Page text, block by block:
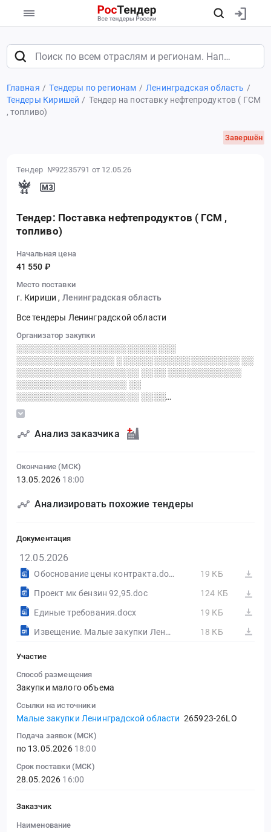
Главная Тендеры по регионам
Ленинградская область
Тендеры Киришей
Тендер на поставку нефтепродуктов ( ГСМ
, топливо)
Завершён
Тендер №92235791 от 12.05.26
Тендер: Поставка нефтепродуктов ( ГСМ ,
топливо)
Начальная цена
41 550 ₽
Место поставки
г. Кириши , Ленинградская область
Все тендеры Ленинградской области
Организатор закупки
░░░░░░░░░░░░░░░░░░░░░░░░░░
░░░░░░░░░░░░░░░░ ░░░░░░░░░░░░░░░░░░░░ ░░
░░░░░░░░░░░░░░░░░░░░ ░░░░ ░░░░░░░░░░░░
░░░░░░░░░░░░░░░░░░ ░░
░░░░░░░░░░░░░░░░░░░░ ░░░░
░░░░░░░░░░░░░░░░░░░░░░░░
░░░░░░░░░░░░░░░░
░░░░░░░░░░░░░░░░░░░░░░░░░░░░
░░░░░░░░░░░░░░░░░░░░░░░░░░ ░░░░░░░░░░
░░░░░░░░░░░░░░░░░░░░░░░░░░
Анализ заказчика
Окончание (МСК)
13.05.2026 18:00
Анализировать похожие тендеры
Документация
12.05.2026
Обоснование цены контракта.docx
19 КБ
Проект мк бензин 92,95.doc
124 КБ
Единые требования.docx
19 КБ
Извещение. Малые закупки Ленинградской области
18 КБ
Участие
Способ размещения
Закупки малого объема
Ссылки на источники
Малые закупки Ленинградской области 265923-26LO
Подача заявок (МСК)
по 13.05.2026 18:00
Срок поставки (МСК)
28.05.2026 16:00
Заказчик
Наименование